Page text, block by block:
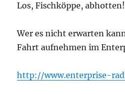
Los, Fischköppe, abhotten!
Wer es nicht erwarten
Fahrt aufnehmen im
http://www.enterprise-